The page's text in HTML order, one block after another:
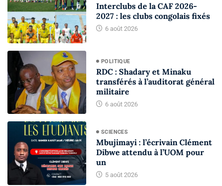
Interclubs de la CAF 2026-
2027 : les clubs congolais fixés
6 août 2026
POLITIQUE
RDC : Shadary et Minaku
transférés à l’auditorat général
militaire
6 août 2026
SCIENCES
Mbujimayi : l’écrivain Clément
Dibwe attendu à l’UOM pour
un
5 août 2026